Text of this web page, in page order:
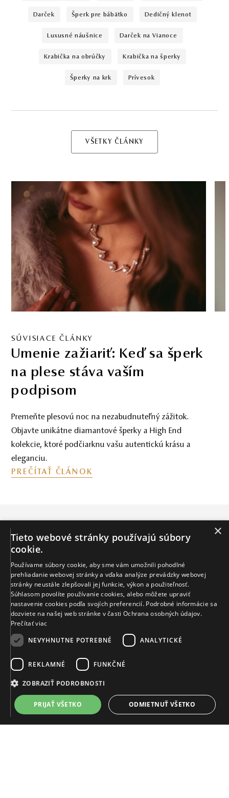
darček šperk pre bábätko dedičný klenot
luxusné náušnice darček na Vianoce
krabička na obrúčky krabička na šperky
šperky na krk prívesok
VŠETKY ČLÁNKY
SÚVISIACE ČLÁNKY
Svadobné náušnice
k vysnívaným šatám
Chýbajú vám k celkovému vzhľadu nevesty už len
náušnice? Pripravili sme pre vás kompletného
sprievodcu, s ktorým siahnete po tých
najdokonalejších.
PREČÍTAŤ ČLÁNOK
našich novinkách, uveďte svoju e-mailovú adresu *
*Chcem sa prihlásiť k odberu newslettera. Súhlasím
ochrany osobných údajov
zároveň potvrdzujem, že mám viac ako 16 rokov.
INFORMÁCIE
×
Tieto webové stránky používajú súbory
cookie.
Používame súbory cookie, aby sme vám umožnili pohodlné
prehliadanie webovej stránky a vďaka analýze prevádzky webovej
stránky neustále zlepšovali jej funkcie, výkon a použiteľnosť.
Súhlasom povolíte používanie cookies, alebo môžete upraviť
nastavenie cookies podľa svojích preferencií. Podrobné informácie sa
dozviete na našej web stránke v časti Ochrana osobných údajov.
Prečítať viac
NEVYHNUTNE POTREBNÉ
ANALYTICKÉ
REKLAMNÉ FUNKČNÉ
ZOBRAZIŤ PODROBNOSTI
PRIJAŤ VŠETKO ODMIETNUŤ VŠETKO